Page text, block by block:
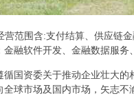
范围含:支付结算、供应链
融软件开发、金融数据服
国资委关于推动企业壮大
球市场及国内市场，矢志不